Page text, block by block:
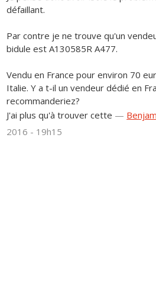
défaillant.
Par contre je ne trouve qu'un
bidule est A130585R A477.
Vendu en France pour environ 70
Italie. Y a t-il un vendeur dédié en
recommanderiez?
J'ai plus qu'à trouver cette —
2016 - 19h15